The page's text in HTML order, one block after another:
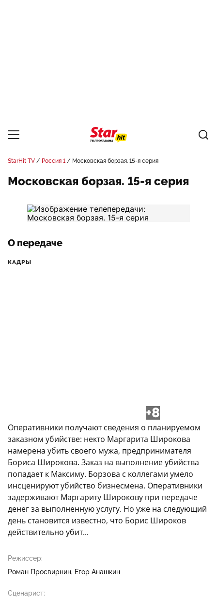
StarHit TV Россия 1 Московская борзая. 15-я серия
Московская борзая. 15-я серия
О передаче
КАДРЫ
+8
Оперативники получают сведения о планируемом
заказном убийстве: некто Маргарита Широкова
намерена убить своего мужа, предпринимателя
Бориса Широкова. Заказ на выполнение убийства
попадает к Максиму. Борзова с коллегами умело
инсценируют убийство бизнесмена. Оперативники
задерживают Маргариту Широкову при передаче
денег за выполненную услугу. Но уже на следующий
день становится известно, что Борис Широков
действительно убит...
Режиссер:
Роман Просвирнин Егор Анашкин
Сценарист: